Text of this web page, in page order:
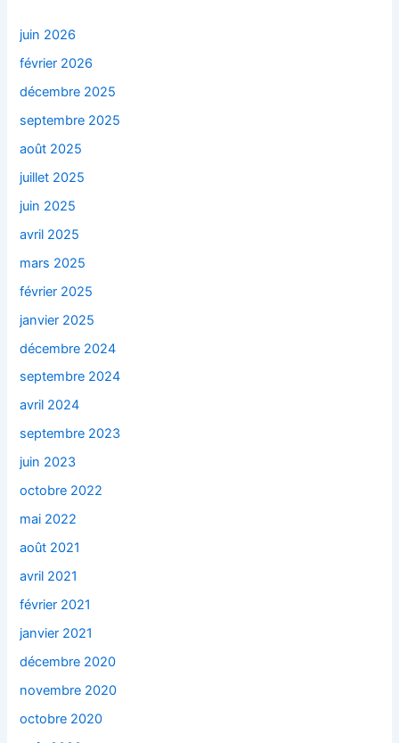
juin 2026
février 2026
décembre 2025
septembre 2025
août 2025
juillet 2025
juin 2025
avril 2025
mars 2025
février 2025
janvier 2025
décembre 2024
septembre 2024
avril 2024
septembre 2023
juin 2023
octobre 2022
mai 2022
août 2021
avril 2021
février 2021
janvier 2021
décembre 2020
novembre 2020
octobre 2020